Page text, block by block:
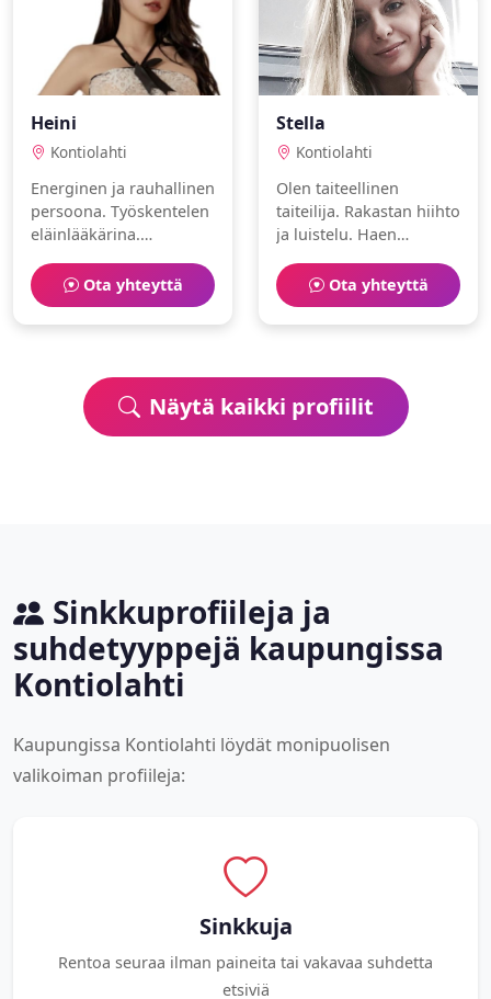
Heini
Kontiolahti
Energinen ja rauhallinen
persoona. Työskentelen
eläinlääkärina.
teatteri ja uinti.
Ota yhteyttä
Stella
Kontiolahti
Olen taiteellinen
taiteilija. Rakastan hiihto
ja luistelu. Haen
seikkailuihin.Ota yhteyttä
Näytä kaikki profiilit
Sinkkuprofiileja ja
suhdetyyppejä kaupungissa
Kontiolahti
Kaupungissa Kontiolahti löydät monipuolisen
valikoiman profiileja:
Sinkkuja
Rentoa seuraa ilman paineita tai vakavaa suhdetta
etsiviä